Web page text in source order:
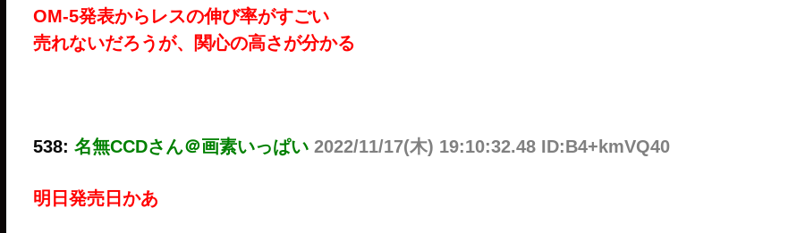
OM-5発表からレスの伸び率がすごい
売れないだろうが、関心の高さが分かる
538: 名無CCDさん＠画素いっぱい 2022/11/17(木) 19:10:32.48 ID:B4+kmVQ40
明日発売日かあ